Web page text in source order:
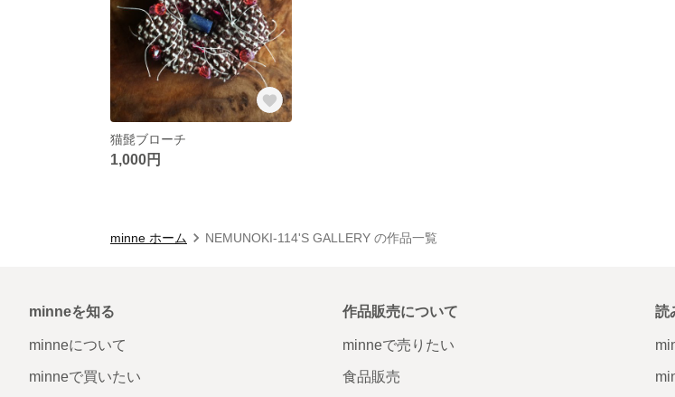
猫髭ブローチ
1,000円
minne ホーム NEMUNOKI-114'S GALLERY の作品一覧
minneを知る
minneについて
minneで買いたい
作品販売について
minneで売りたい
食品販売
読